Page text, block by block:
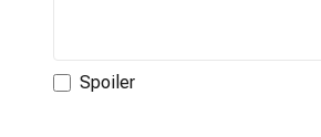
Spoiler